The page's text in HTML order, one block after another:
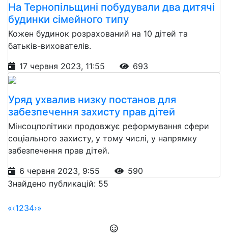
На Тернопільщині побудували два дитячі
будинки сімейного типу
Кожен будинок розрахований на 10 дітей та
батьків-вихователів.
17 червня 2023, 11:55
693
Уряд ухвалив низку постанов для
забезпечення захисту прав дітей
Мінсоцполітики продовжує реформування сфери
соціального захисту, у тому числі, у напрямку
забезпечення прав дітей.
6 червня 2023, 9:55
590
Знайдено публикацій: 55
«‹1234›»